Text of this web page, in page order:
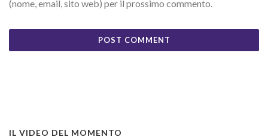
(nome, email, sito web) per il prossimo commento.
IL VIDEO DEL MOMENTO